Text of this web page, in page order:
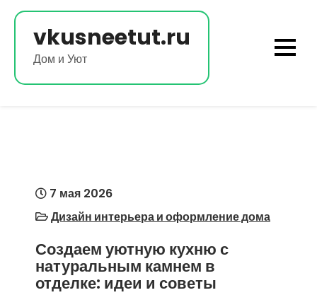
Перейти
содержимому
vkusneetut.ru
Дом и Уют
7 мая 2026
Дизайн интерьера и оформление дома
Создаем уютную кухню с
натуральным камнем в
отделке: идеи и советы